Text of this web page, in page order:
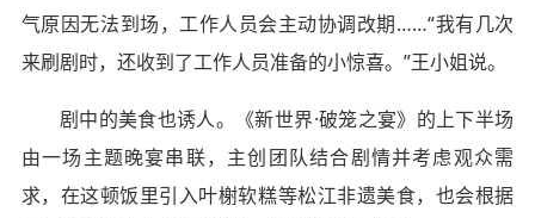
气原因无法到场，工作人员会主动协调改期……“我有几次
来刷剧时，还收到了工作人员准备的小惊喜。”王小姐说。
剧中的美食也诱人。《新世界·破笼之宴》的上下半场
由一场主题晚宴串联，主创团队结合剧情并考虑观众需
求，在这顿饭里引入叶榭软糕等松江非遗美食，也会根据